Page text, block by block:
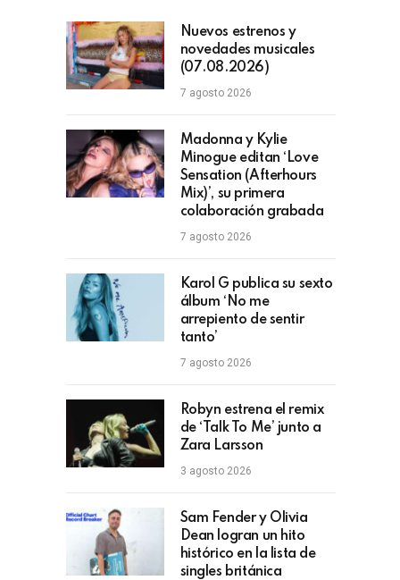
Nuevos estrenos y
novedades musicales
(07.08.2026)
7 agosto 2026
Madonna y Kylie
Minogue editan ‘Love
Sensation (Afterhours
Mix)’, su primera
colaboración grabada
7 agosto 2026
Karol G publica su sexto
álbum ‘No me
arrepiento de sentir
tanto’
7 agosto 2026
Robyn estrena el remix
de ‘Talk To Me’ junto a
Zara Larsson
3 agosto 2026
Sam Fender y Olivia
Dean logran un hito
histórico en la lista de
singles británica